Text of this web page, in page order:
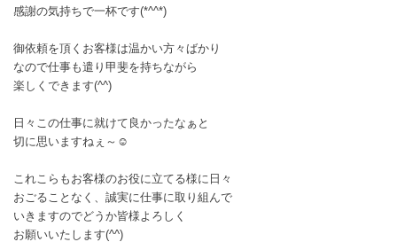
感謝の気持ちで一杯です(*^^*)
御依頼を頂くお客様は温かい方々ばかり
なので仕事も遣り甲斐を持ちながら
楽しくできます(^^)
日々この仕事に就けて良かったなぁと
切に思いますねぇ～☺
これこらもお客様のお役に立てる様に日々
おごることなく、誠実に仕事に取り組んで
いきますのでどうか皆様よろしく
お願いいたします(^^)